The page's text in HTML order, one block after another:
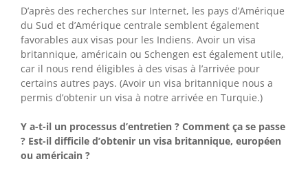
D’après des recherches sur Internet, les pays d’Amérique
du Sud et d’Amérique centrale semblent également
favorables aux visas pour les Indiens. Avoir un visa
britannique, américain ou Schengen est également utile,
car il nous rend éligibles à des visas à l’arrivée pour
certains autres pays. (Avoir un visa britannique nous a
permis d’obtenir un visa à notre arrivée en Turquie.)
Y a-t-il un processus d’entretien ? Comment ça se passe
? Est-il difficile d’obtenir un visa britannique, européen
ou américain ?